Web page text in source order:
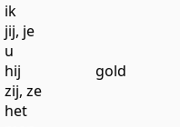
ik
jij, je
u
hij
zij, ze
het
gold